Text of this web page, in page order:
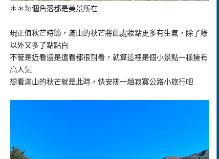
＊＊每個角落都是美景所在
現正值秋芒時節，滿山的秋芒將此處妝點更多有生氣，除了綠
以外又多了點點白
不管是近看還是遠看都很耐看，就算這裡是個小景點一樣擁有
高人氣
想看滿山的秋芒就是此時，快安排一趟寂寞公路小旅行吧